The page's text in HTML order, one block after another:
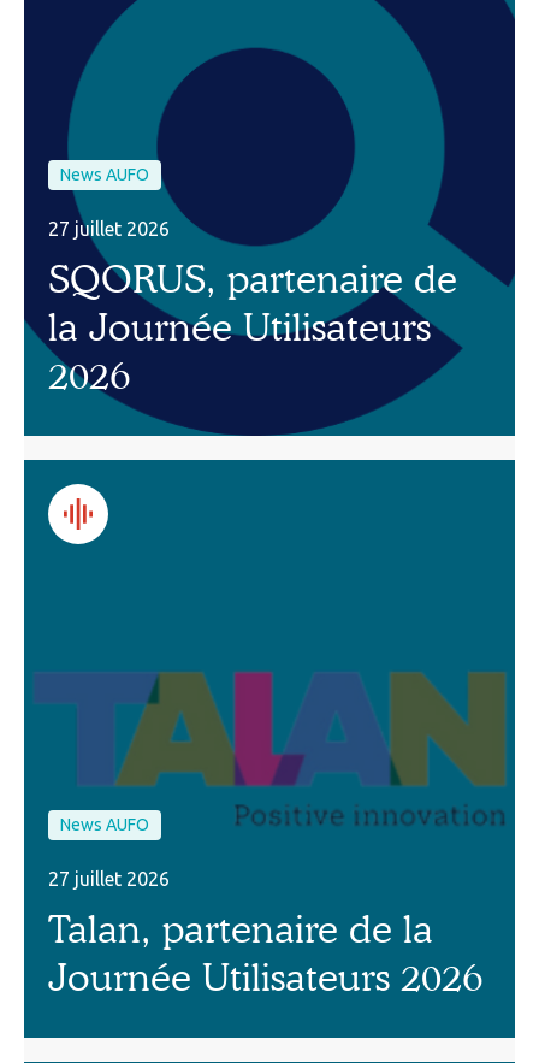
News AUFO
27 juillet 2026
SQORUS, partenaire de
la Journée Utilisateurs
2026
News AUFO
27 juillet 2026
Talan, partenaire de la
Journée Utilisateurs 2026